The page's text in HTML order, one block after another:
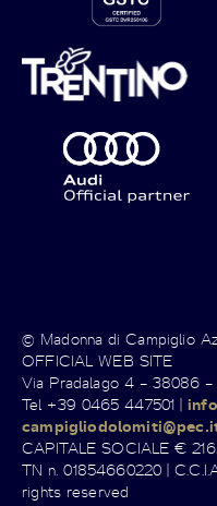
© Madonna di Campiglio
OFFICIAL WEB SITE
Via Pradalago 4 – 38086 –
Tel +39 0465 447501 |
CAPITALE SOCIALE €
TN n. 01854660220 |
rights reserved